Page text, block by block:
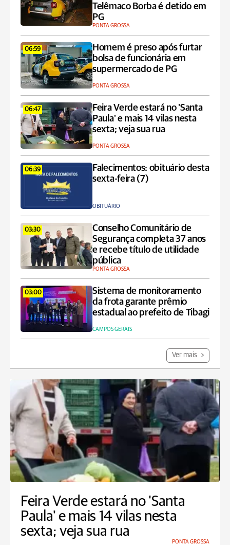
Telêmaco Borba é detido em
PG
PONTA GROSSA
06:59
Homem é preso após furtar
bolsa de funcionária em
supermercado de PG
PONTA GROSSA
06:47
Feira Verde estará no 'Santa
Paula' e mais 14 vilas nesta
sexta; veja sua rua
PONTA GROSSA
06:39
Falecimentos: obituário desta
sexta-feira (7)
OBITUÁRIO
03:30
Conselho Comunitário de
Segurança completa 37 anos
e recebe título de utilidade
pública
PONTA GROSSA
03:00
Sistema de monitoramento
da frota garante prêmio
estadual ao prefeito de Tibagi
CAMPOS GERAIS
Ver mais
Feira Verde estará no 'Santa
Paula' e mais 14 vilas nesta
sexta; veja sua rua
PONTA GROSSA